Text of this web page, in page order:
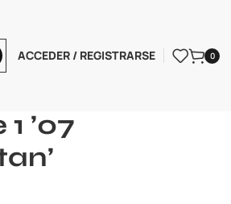
ACCEDER / REGISTRARSE 0
’07